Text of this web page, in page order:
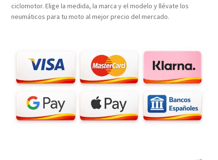
ciclomotor. Elige la medida, la marca y el modelo y llévate los
neumáticos para tu moto al mejor precio del mercado.